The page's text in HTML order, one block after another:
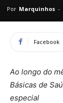
Por Marquinhos -
Facebook
Ao longo do
Básicas de
especial